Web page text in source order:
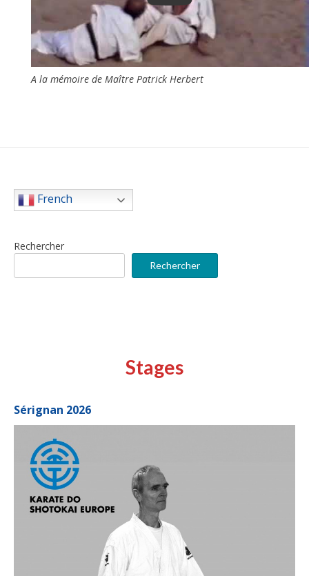
A la mémoire de Maître Patrick Herbert
French
Rechercher
Rechercher
Stages
Sérignan 2026